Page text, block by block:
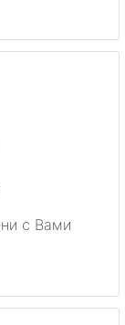
с Вами